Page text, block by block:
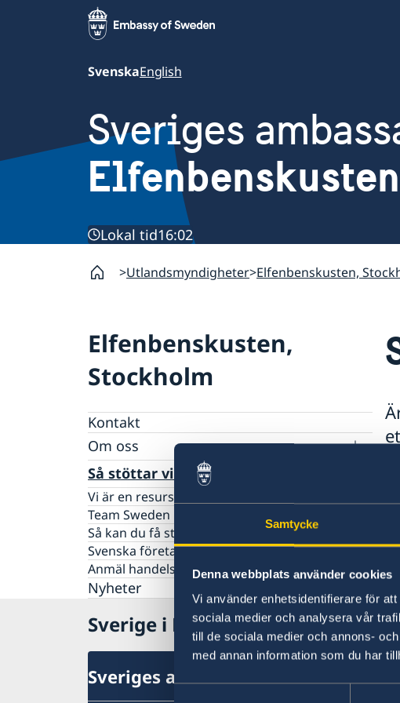
Samtycke
Denna webbplats använder cookies
Vi använder enhetsidentifierare för
sociala medier och analysera vår
till de sociala medier och annons-
med annan information som du har
SvenskaEnglish
Sveriges
Lokal tid16:02
Utlandsmyndigheter Elfenbenskusten,
Elfenbenskusten,
Stockholm
Kontakt
Om oss
Dataskyddspolicy (GDPR)
Så stöttar vi svenska företag
Vi är en resurs för svenska företag
Team Sweden
Så kan du få stöd
Svenska företag i Elfenbenskusten
Anmäl handelshinder
Nyheter
Sverige i Elfenbenskusten
Sveriges ambassad